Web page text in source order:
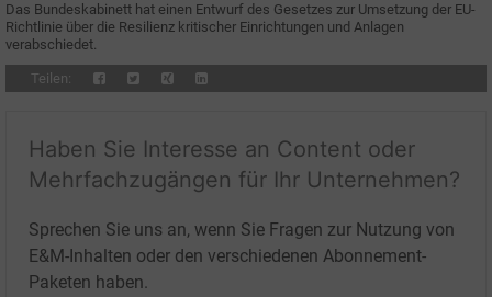
Das Bundeskabinett hat einen Entwurf des Gesetzes zur Umsetzung der EU-
Richtlinie über die Resilienz kritischer Einrichtungen und Anlagen
verabschiedet.
Teilen:
Haben Sie Interesse an Content oder
Mehrfachzugängen für Ihr Unternehmen?
Sprechen Sie uns an, wenn Sie Fragen zur Nutzung von
E&M-Inhalten oder den verschiedenen Abonnement-
Paketen haben.